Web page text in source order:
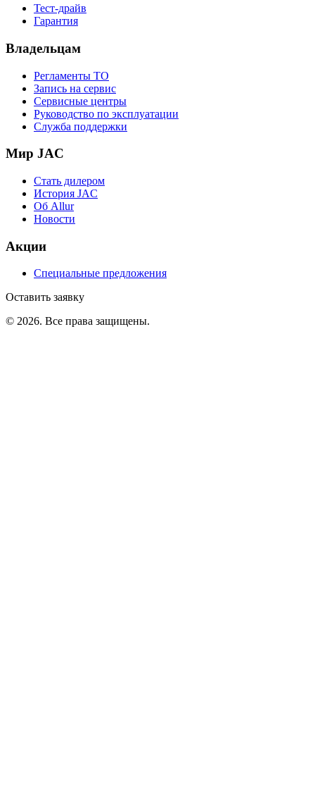
Тест-драйв
Гарантия
Владельцам
Регламенты ТО
Запись на сервис
Сервисные центры
Руководство по эксплуатации
Служба поддержки
Мир JAC
Стать дилером
История JAC
Об Allur
Новости
Акции
Специальные предложения
Оставить заявку
© 2026. Все права защищены.